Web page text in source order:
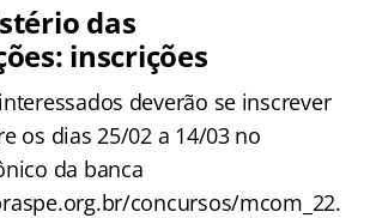
das
inscrições
deverão se inscrever
os dias 25/02 a 14/03 no
da banca
concursos/mcom_22.